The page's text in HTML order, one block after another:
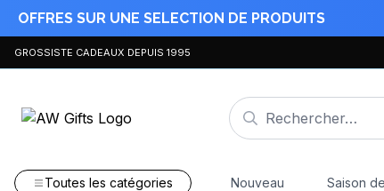
OFFRES SUR UNE SELECTION DE PRODUITS
GROSSISTE CADEAUX DEPUIS 1995
Toutes les catégories Nouveau Saison